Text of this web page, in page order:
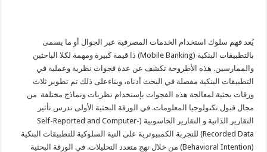
يُعد فهم سلوك استخدام الخدمات المصرفية عبر الجوال أو ما يسمى
بالتطبيقات البنكية (Mobile Banking) ذا قيمة كبيرة ومهمة لكلا الباحثين
والممارسين. هذه الأطروحة تكشف عن عدة فجوات نظرية وعملية في
التطبيقات البنكية مفصلة في البحث أدناه، وبناءعلى ذلك تم تطوير ثلاث
ورقات بحثية لمعالجة هذه الفجوات بإستخدام نظريات ونماذج مختلفة من
مجال قبول تكنولوجيا المعلومات. في الورقة البحثية الأولى ندرس تأثير
التقارير الذاتية و التقارير الحاسوبية (Self-Reported and Computer-
Recorded Data) للتجربة الكمبيوترية على النية السلوكية للتطبيقات البنكية
(Behavioral Intention) من خلال نهج متعدد التحليلات. في الورقة البحثية